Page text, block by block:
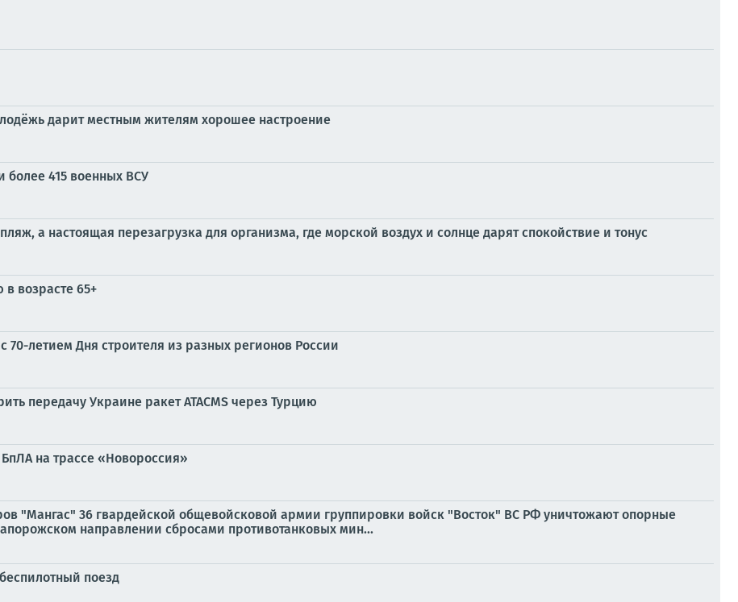
дарит местным жителям хорошее настроение
более 415 военных ВСУ
а настоящая перезагрузка для организма, где морской воздух и солнце дарят спокойствие и тонус
возрасте 65+
летием Дня строителя из разных регионов России
передачу Украине ракет ATACMS через Турцию
на трассе «Новороссия»
"Мангас" 36 гвардейской общевойсковой армии группировки войск "Восток" ВС РФ уничтожают опорные
направлении сбросами противотанковых мин...
поезд